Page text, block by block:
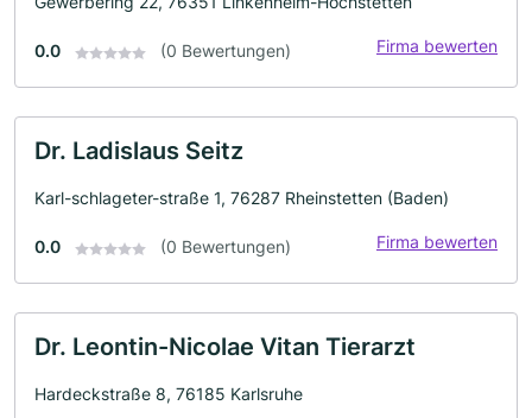
0.0 (0 Bewertungen) Firma bewerten
Dr. Ladislaus Seitz
Karl-schlageter-straße 1, 76287 Rheinstetten (Baden)
0.0 (0 Bewertungen) Firma bewerten
Dr. Leontin-Nicolae Vitan Tierarzt
Hardeckstraße 8, 76185 Karlsruhe